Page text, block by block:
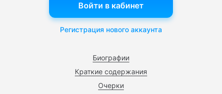
Биографии
Краткие содержания
Очерки
Войти в кабинет
Регистрация нового аккаунта